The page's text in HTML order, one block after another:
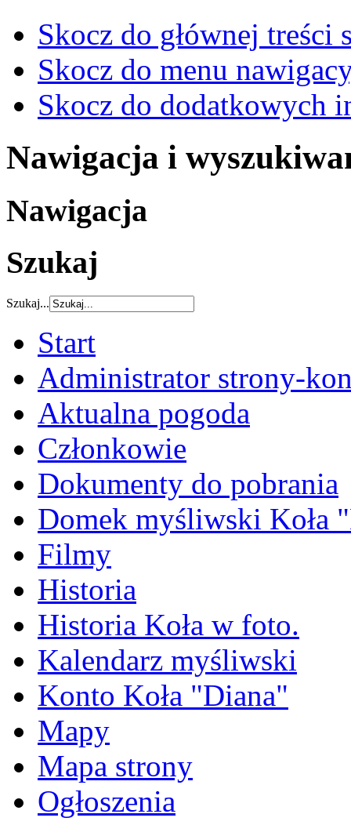
Skocz do głównej treści
Skocz do menu
Skocz do dodatkowych
Nawigacja i
Nawigacja
Szukaj
Szukaj...
Start
Administrator strony-
Aktualna pogoda
Członkowie
Dokumenty do pobrania
Domek myśliwski Koła
Filmy
Historia
Historia Koła w foto.
Kalendarz myśliwski
Konto Koła "Diana"
Mapy
Mapa strony
Ogłoszenia